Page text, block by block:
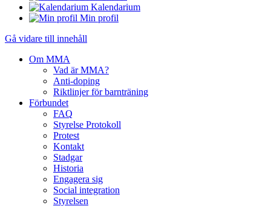
Kalendarium
Min profil
Gå vidare till innehåll
Om MMA
Vad är MMA?
Anti-doping
Riktlinjer för barnträning
Förbundet
FAQ
Styrelse Protokoll
Protest
Kontakt
Stadgar
Historia
Engagera sig
Social integration
Styrelsen